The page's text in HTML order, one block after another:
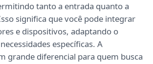
tanto a entrada quanto a
significa que você pode integrar
e dispositivos, adaptando o
específicas. A
grande diferencial para quem busca